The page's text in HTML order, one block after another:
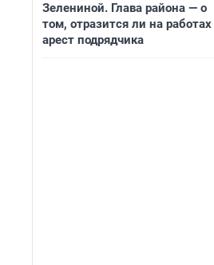
Зелениной. Глава района — о
том, отразится ли на работах
арест подрядчика